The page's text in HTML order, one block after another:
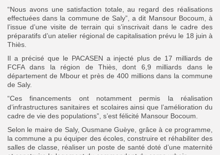
“Nous avons une satisfaction totale, au regard des réalisations
effectuées dans la commune de Saly”, a dit Mansour Bocoum, à
l’issue d’une visite de terrain qui s’inscrivait dans le cadre des
préparatifs d’un atelier régional de capitalisation prévu le 18 juin à
Thiès.
Il a précisé que le PACASEN a injecté plus de 17 milliards de
FCFA dans la région de Thiès, dont 6,9 milliards dans le
département de Mbour et près de 400 millions dans la commune
de Saly.
“Ces financements ont notamment permis la réalisation
d’infrastructures sanitaires et scolaires ainsi que l’amélioration du
cadre de vie des populations”, s’est félicité Mansour Bocoum.
Selon le maire de Saly, Ousmane Guèye, grâce à ce programme,
la commune a pu équiper des écoles, construire et réhabiliter des
salles de classe, réaliser un poste de santé doté d’une maternité